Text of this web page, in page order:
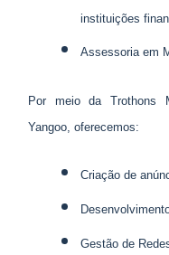
instituições
Assessoria em
Por meio da Trothons
Yangoo, oferecemos:
Criação de
Gestão de